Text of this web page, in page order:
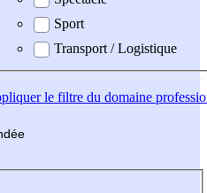
Sport
Transport / Logistique
le filtre du domaine